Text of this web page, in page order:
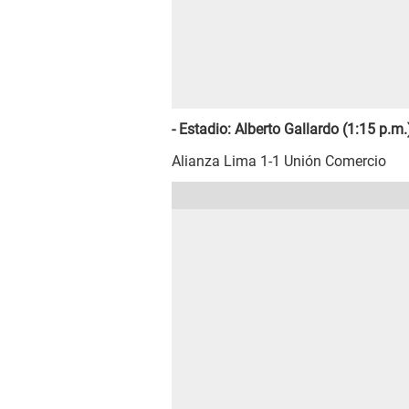
- Estadio: Alberto Gallardo (1:15
Alianza Lima 1-1 Unión Comercio